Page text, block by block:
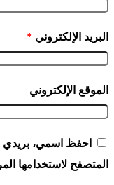
البريد الإلكتروني *
الموقع الإلكتروني
احفظ اسمي، بريدي
المتصفح لاستخدامها